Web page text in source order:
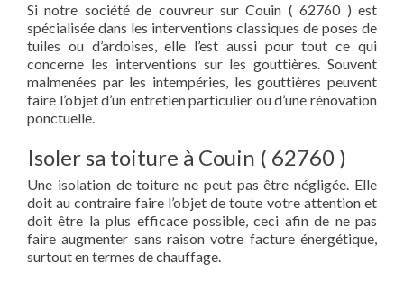
Si notre société de couvreur sur Couin ( 62760 ) est
spécialisée dans les interventions classiques de poses de
tuiles ou d’ardoises, elle l’est aussi pour tout ce qui
concerne les interventions sur les gouttières. Souvent
malmenées par les intempéries, les gouttières peuvent
faire l’objet d’un entretien particulier ou d’une rénovation
ponctuelle.
Isoler sa toiture à Couin ( 62760 )
Une isolation de toiture ne peut pas être négligée. Elle
doit au contraire faire l’objet de toute votre attention et
doit être la plus efficace possible, ceci afin de ne pas
faire augmenter sans raison votre facture énergétique,
surtout en termes de chauffage.